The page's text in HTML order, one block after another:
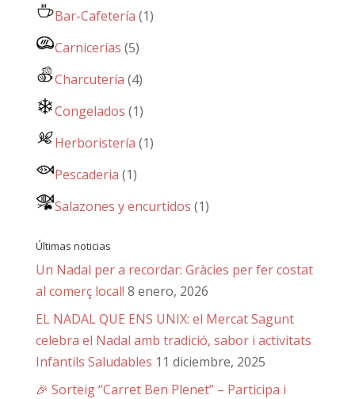
Bar-Cafetería (1)
Carnicerías (5)
Charcutería (4)
Congelados (1)
Herboristería (1)
Pescaderia (1)
Salazones y encurtidos (1)
Últimas noticias
Un Nadal per a recordar: Gràcies per fer costat
al comerç local! 8 enero, 2026
EL NADAL QUE ENS UNIX: el Mercat Sagunt
celebra el Nadal amb tradició, sabor i activitats
Infantils Saludables 11 diciembre, 2025
🎉 Sorteig “Carret Ben Plenet” – Participa i